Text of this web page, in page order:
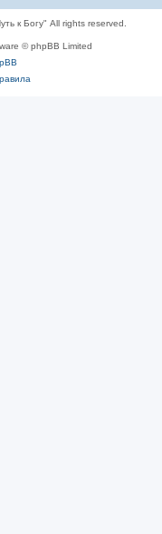
к Богу" All rights reserved.
© phpBB Limited